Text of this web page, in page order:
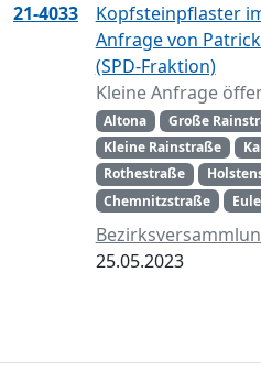
21-4033
Kopfsteinpflaster
Anfrage von
(SPD-Fraktion)
Kleine Anfrage
Altona Große
Kleine Rainstraße
Rothestraße
Chemnitzstraße
25.05.2023